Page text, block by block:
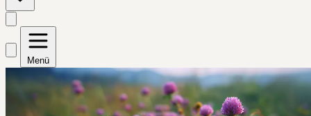
Menü